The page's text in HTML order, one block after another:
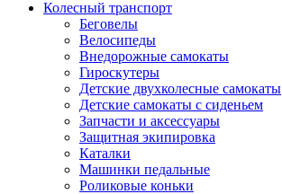
Колесный транспорт
Беговелы
Велосипеды
Внедорожные самокаты
Гироскутеры
Детские двухколесные самокаты
Детские самокаты с сиденьем
Запчасти и аксессуары
Защитная экипировка
Каталки
Машинки педальные
Роликовые коньки